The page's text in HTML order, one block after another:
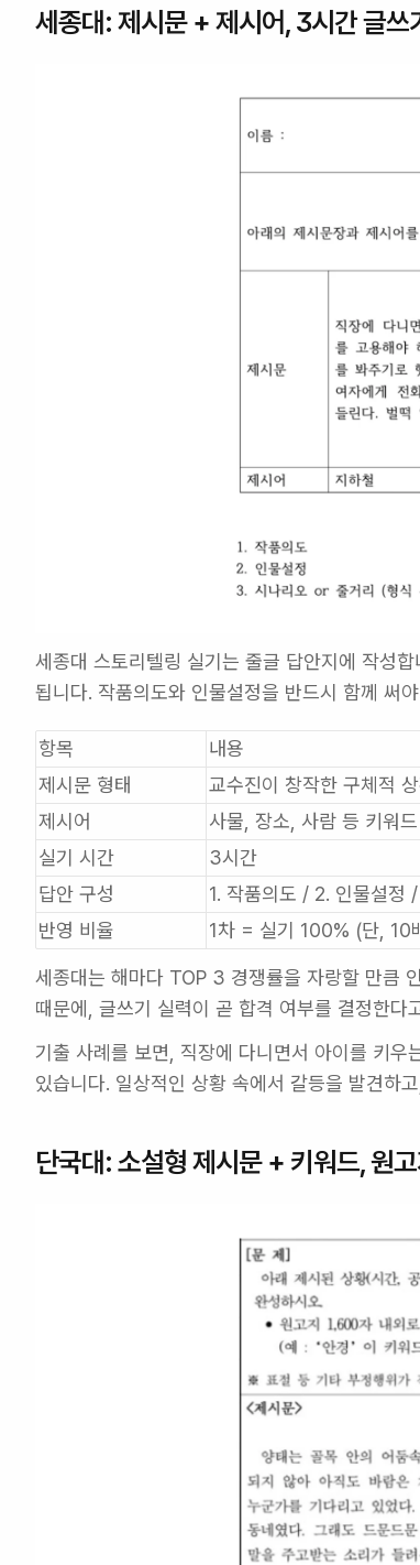
세종대: 제시문 + 제시어, 3시간 글쓰
세종대 스토리텔링 실기는 줄글 답안지에 작성
됩니다. 작품의도와 인물설정을 반드시 함께 써
항목
내용
제시문 형태
교수진이 창작한 구체적
제시어
사물, 장소, 사람 등 키워드
실기 시간
3시간
답안 구성
1. 작품의도 / 2. 인물설정
반영 비율
1차 = 실기 100% (단, 10
세종대는 해마다 TOP 3 경쟁률을 자랑할 만큼
때문에, 글쓰기 실력이 곧 합격 여부를 결정한다
기출 사례를 보면, 직장에 다니면서 아이를 키
있습니다. 일상적인 상황 속에서 갈등을 발견하
단국대: 소설형 제시문 + 키워드, 원